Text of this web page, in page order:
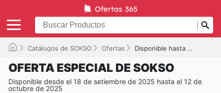
Catálogos de SOKSO Ofertas Disponible hasta el 12/10/2025
OFERTA ESPECIAL DE SOKSO
Disponible desde el 18 de setiembre de 2025 hasta el 12 de
octubre de 2025